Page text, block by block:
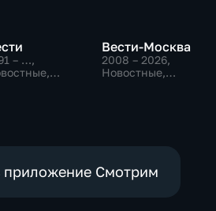
– …,
Вести-Москва
2008 – 2026,
Новостные,
приложение Смотрим